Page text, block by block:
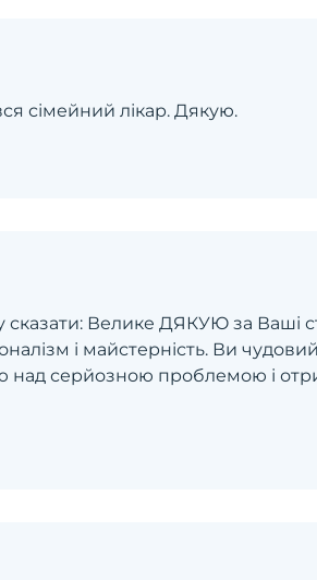
сімейний лікар. Дякую.
сказати: Велике ДЯКУЮ за Ваші
і майстерність. Ви
серйозною проблемою і